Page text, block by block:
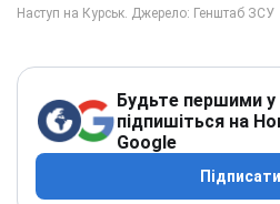
Будьте першими у
підпишіться на
Google